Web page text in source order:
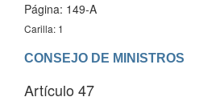
Página: 149-A
Carilla: 1
CONSEJO DE MINISTROS
Artículo 47